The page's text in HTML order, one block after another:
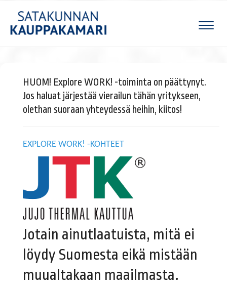
HUOM! Explore WORK! -toiminta on päättynyt.
Jos haluat järjestää vierailun tähän yritykseen,
olethan suoraan yhteydessä heihin, kiitos!
EXPLORE WORK! -KOHTEET
Jotain ainutlaatuista, mitä ei
löydy Suomesta eikä mistään
muualtakaan maailmasta.